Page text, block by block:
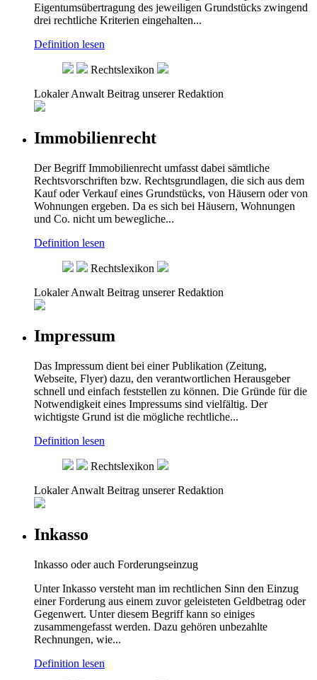
Eigentumsübertragung des jeweiligen Grundstücks zwingend
drei rechtliche Kriterien eingehalten...
Definition lesen
Rechtslexikon
Lokaler Anwalt Beitrag unserer Redaktion
Immobilienrecht
Der Begriff Immobilienrecht umfasst dabei sämtliche
Rechtsvorschriften bzw. Rechtsgrundlagen, die sich aus dem
Kauf oder Verkauf eines Grundstücks, von Häusern oder von
Wohnungen ergeben. Da es sich bei Häusern, Wohnungen
und Co. nicht um bewegliche...
Definition lesen
Rechtslexikon
Lokaler Anwalt Beitrag unserer Redaktion
Impressum
Das Impressum dient bei einer Publikation (Zeitung,
Webseite, Flyer) dazu, den verantwortlichen Herausgeber
schnell und einfach feststellen zu können. Die Gründe für die
Notwendigkeit eines Impressums sind vielfältig. Der
wichtigste Grund ist die mögliche rechtliche...
Definition lesen
Rechtslexikon
Lokaler Anwalt Beitrag unserer Redaktion
Inkasso
Inkasso oder auch Forderungseinzug
Unter Inkasso versteht man im rechtlichen Sinn den Einzug
einer Forderung aus einem zuvor geleisteten Geldbetrag oder
Gegenwert. Unter diesem Begriff kann so einiges
zusammengefasst werden. Dazu gehören unbezahlte
Rechnungen, wie...
Definition lesen